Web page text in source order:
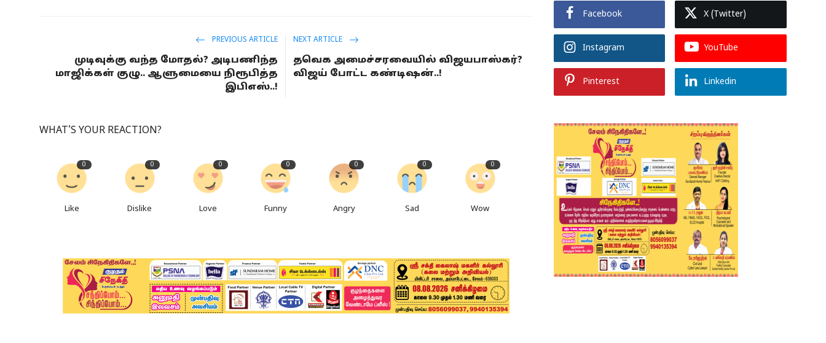
PREVIOUS ARTICLE
முடிவுக்கு வந்த மோதல்? அடிபணிந்த
மாஜிக்கள் குழு.. ஆளுமையை நிரூபித்த
இபிஎஸ்..!
NEXT ARTICLE
தவெக அமைச்சரவையில் விஜயபாஸ்கர்?
விஜய் போட்ட கண்டிஷன்..!
WHAT'S YOUR REACTION?
0
Like
0
Dislike
0
Love
0
Funny
0
Angry
0
Sad
0
Wow
Facebook X (Twitter)
Instagram YouTube
Pinterest Linkedin